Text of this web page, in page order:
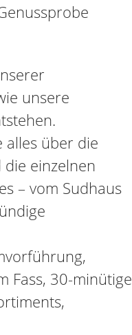
unsere
alles über die
einzelnen
– vom Sudhaus
Fass, 30-minütige